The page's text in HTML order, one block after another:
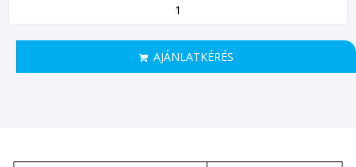
AJÁNLATKÉRÉS